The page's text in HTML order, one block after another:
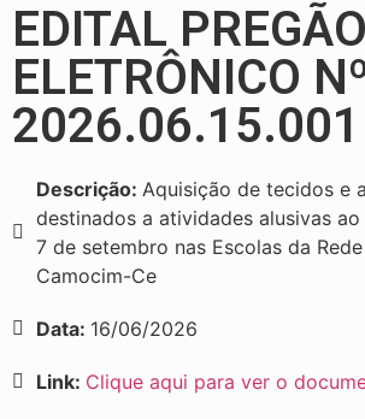
EDITAL PREGÃO
ELETRÔNICO
2026.06.15.001
Descrição: Aquisição de tecidos e
destinados a atividades alusivas
7 de setembro nas Escolas da
Camocim-Ce
Data: 16/06/2026
Link: Clique aqui para ver o